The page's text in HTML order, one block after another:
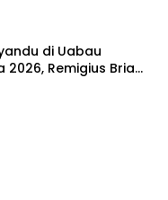
di Uabau
2026, Remigius Bria
dengan Libatkan